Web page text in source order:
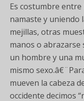
Es costumbre
namaste y uniendo
mejillas, otras
manos o
un hombre y una
mismo
mueven la cabeza
occidente decimos